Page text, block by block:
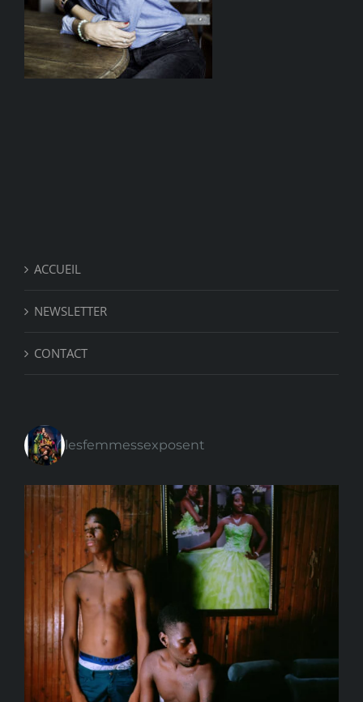
ACCUEIL
NEWSLETTER
CONTACT
lesfemmessexposent